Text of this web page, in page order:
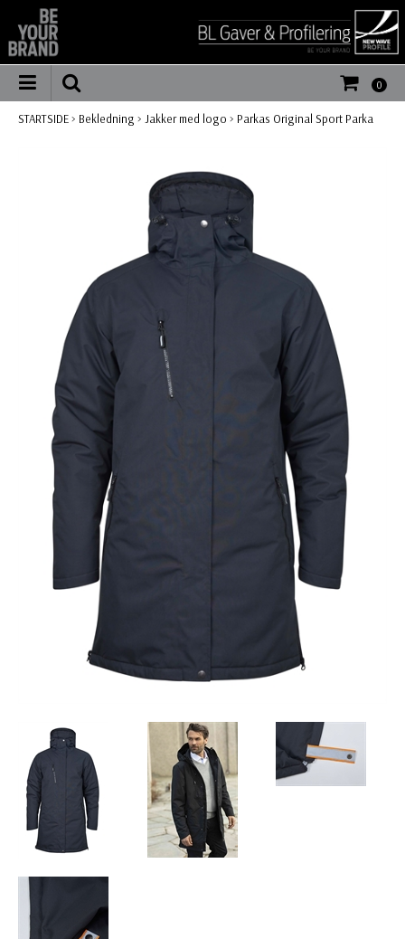
0
STARTSIDE> Bekledning > Jakker med logo > Parkas Original Sport Parka